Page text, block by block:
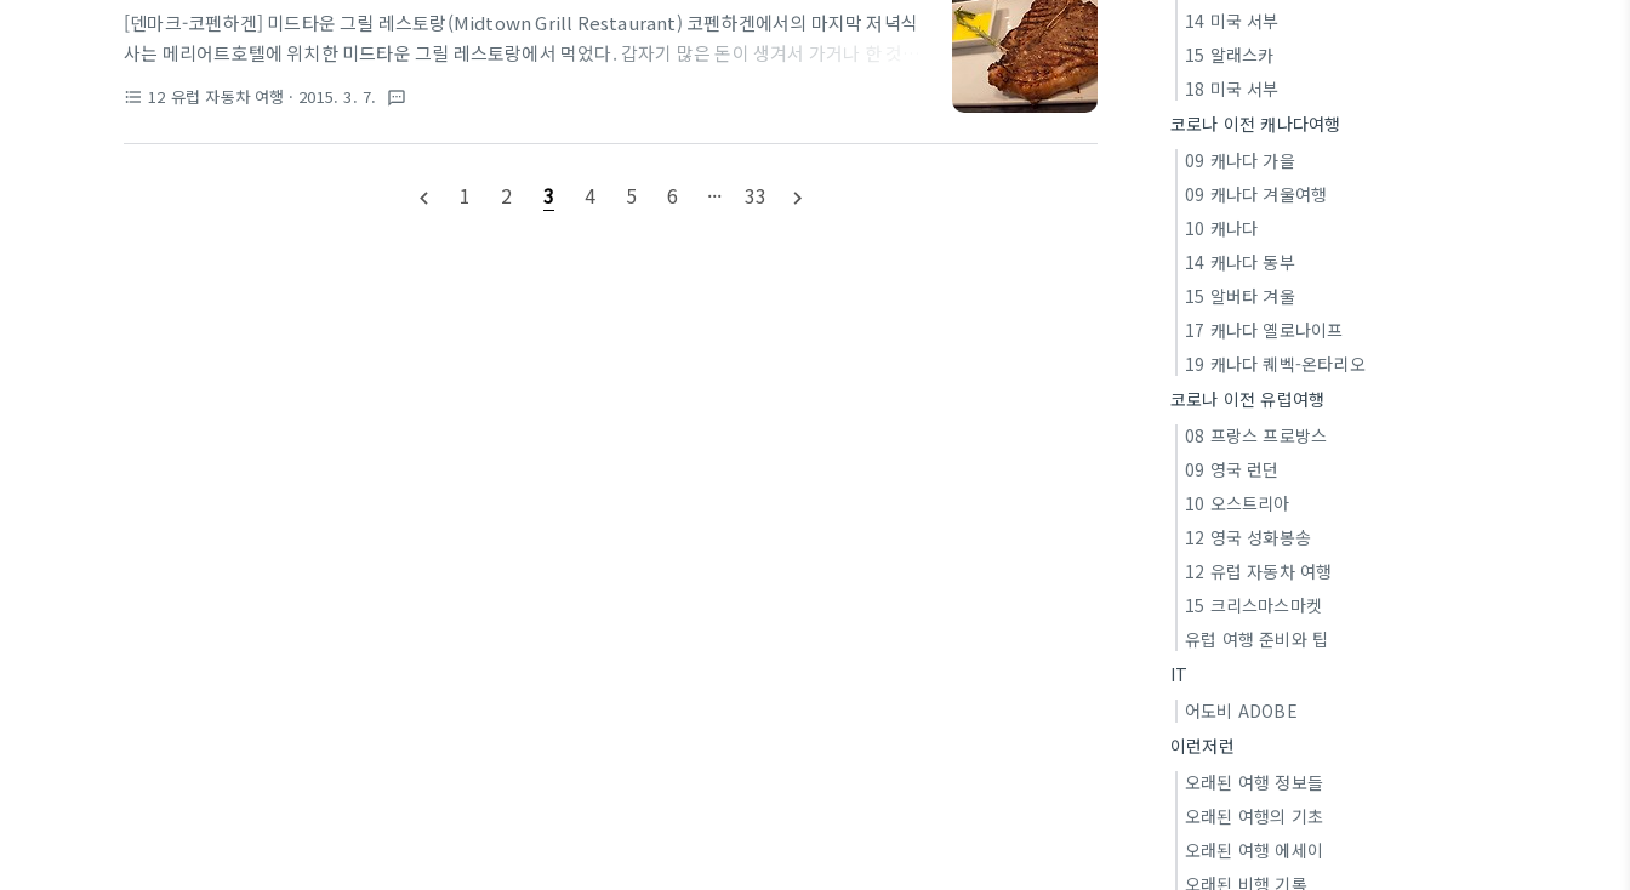
[덴마크-코펜하겐] 미드타운 그릴 레스토랑(Midtown Grill Restaurant) 코펜하겐에서의 마지막 저녁식
사는 메리어트호텔에 위치한 미드타운 그릴 레스토랑에서 먹었다. 갑자기 많은 돈이 생겨서 가거나 한 것은
이 곳에서 이용할 수 있었기 때문이었다. 지금은 없어져버린 상품권이지만 그 때만 해도 나름 쏠쏠했다. 미드
타운 그릴의 입구. 메뉴판. 사실 가격만 봐서는 솔직히 좀 ㅎㄷㄷ했다. 물가비싼 덴마크에서 나름 고급 레스토
것도 아니었다. -_-;; 그냥 좀 겁을 먹었을 뿐. 3..
format_list_bulleted 12 유럽 자동차 여행 · 2015. 3. 7. textsms
navigate_before 1 2 3 4 5 6 ··· 33 navigate_next
14 미국 서부
15 알래스카
18 미국 서부
코로나 이전 캐나다여행
09 캐나다 가을
09 캐나다 겨울여행
10 캐나다
14 캐나다 동부
15 알버타 겨울
17 캐나다 옐로나이프
19 캐나다 퀘벡-온타리오
코로나 이전 유럽여행
08 프랑스 프로방스
09 영국 런던
10 오스트리아
12 영국 성화봉송
12 유럽 자동차 여행
15 크리스마스마켓
유럽 여행 준비와 팁
IT
어도비 ADOBE
이런저런
오래된 여행 정보들
오래된 여행의 기초
오래된 여행 에세이
오래된 비행 기록